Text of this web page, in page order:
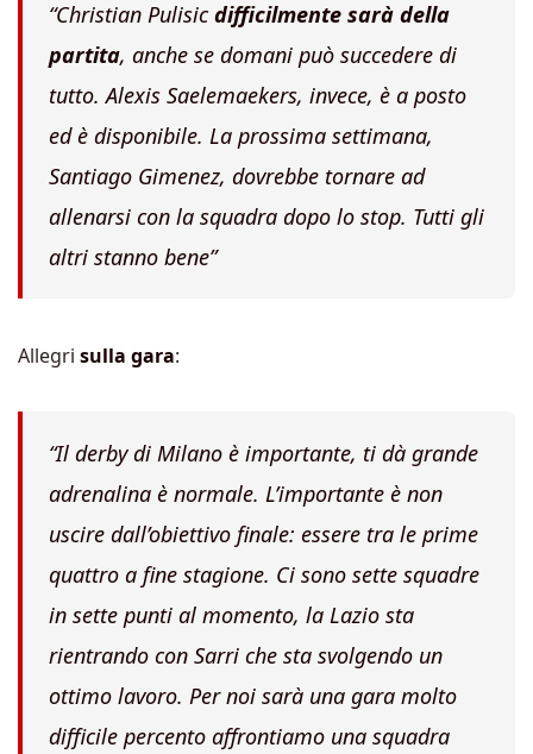
“Christian Pulisicdifficilmente sarà della
partita, anche se domani può succedere di
tutto. Alexis Saelemaekers, invece, è a posto
ed è disponibile. La prossima settimana,
Santiago Gimenez, dovrebbe tornare ad
allenarsi con la squadra dopo lo stop. Tutti gli
altri stanno bene”
Allegri sulla gara:
“Il derby di Milano è importante, ti dà grande
adrenalina è normale. L’importante è non
uscire dall’obiettivo finale: essere tra le prime
quattro a fine stagione. Ci sono sette squadre
in sette punti al momento, la Lazio sta
rientrando con Sarri che sta svolgendo un
ottimo lavoro. Per noi sarà una gara molto
difficile percento affrontiamo una squadra